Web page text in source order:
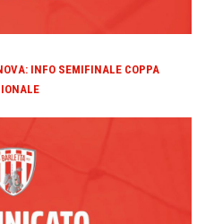
INFO SEMIFINALE COPPA